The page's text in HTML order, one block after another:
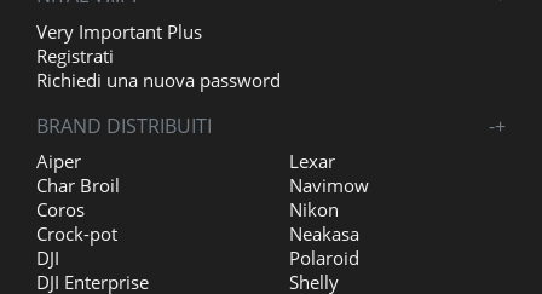
Very Important Plus
Registrati
Richiedi una nuova password
BRAND DISTRIBUITI +
-
Aiper
Char Broil
Coros
Crock-pot
DJI
DJI Enterprise
Lexar
Navimow
Nikon
Neakasa
Polaroid
Shelly